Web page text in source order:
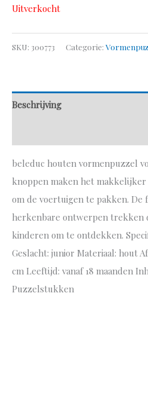
Uitverkocht
SKU: 300773 Categorie:
Beschrijving
beleduc houten vormenpuzzel
knoppen maken het
om de voertuigen te pakken.
herkenbare ontwerpen trekken
kinderen om te ontdekken.
Geslacht: junior Materiaal: hout
cm Leeftijd: vanaf 18 maanden
Puzzelstukken